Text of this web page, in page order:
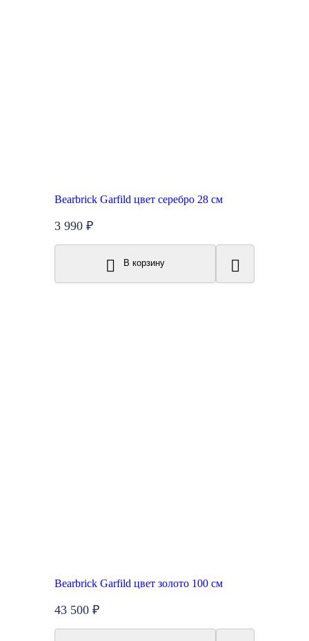
Bearbrick Garfild цвет серебро 28 см
3 990 ₽
В корзину
Bearbrick Garfild цвет золото 100 см
43 500 ₽